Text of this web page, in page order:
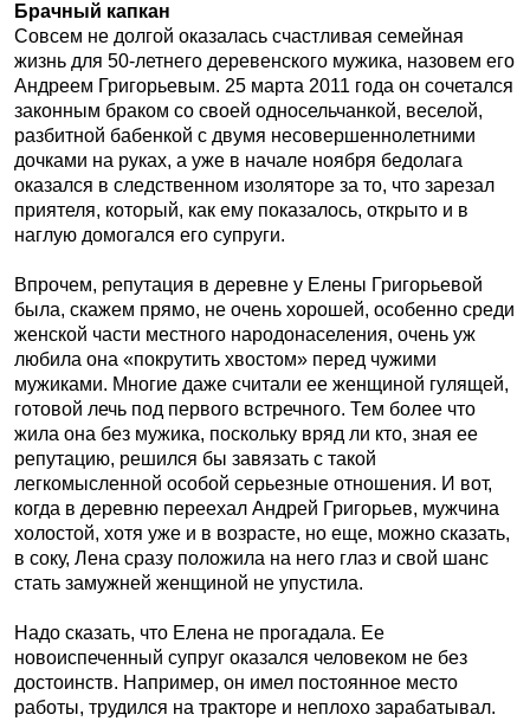
Брачный капкан
Совсем не долгой оказалась счастливая семейная
жизнь для 50-летнего деревенского мужика, назовем его
Андреем Григорьевым. 25 марта 2011 года он сочетался
законным браком со своей односельчанкой, веселой,
разбитной бабенкой с двумя несовершеннолетними
дочками на руках, а уже в начале ноября бедолага
оказался в следственном изоляторе за то, что зарезал
приятеля, который, как ему показалось, открыто и в
наглую домогался его супруги.
Впрочем, репутация в деревне у Елены Григорьевой
была, скажем прямо, не очень хорошей, особенно среди
женской части местного народонаселения, очень уж
любила она «покрутить хвостом» перед чужими
мужиками. Многие даже считали ее женщиной гулящей,
готовой лечь под первого встречного. Тем более что
жила она без мужика, поскольку вряд ли кто, зная ее
репутацию, решился бы завязать с такой
легкомысленной особой серьезные отношения. И вот,
когда в деревню переехал Андрей Григорьев, мужчина
холостой, хотя уже и в возрасте, но еще, можно сказать,
в соку, Лена сразу положила на него глаз и свой шанс
стать замужней женщиной не упустила.
Надо сказать, что Елена не прогадала. Ее
новоиспеченный супруг оказался человеком не без
достоинств. Например, он имел постоянное место
работы, трудился на тракторе и неплохо зарабатывал.